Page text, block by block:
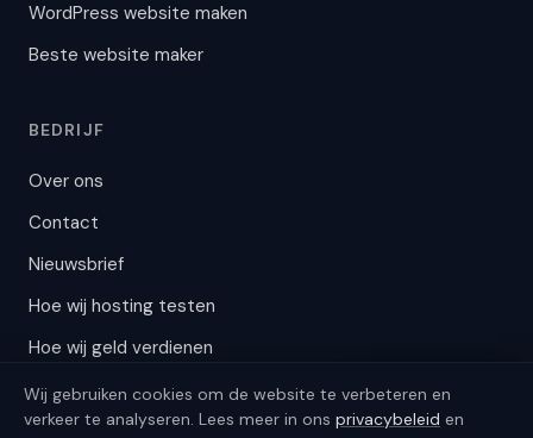
WordPress website maken
Beste website maker
BEDRIJF
Over ons
Contact
Nieuwsbrief
Hoe wij hosting testen
Hoe wij geld verdienen
Ik help je kiezen
Welke hosting past bij mij?
Wat kost een website?
Wij gebruiken cookies om de website te verbeteren en
verkeer te analyseren. Lees meer in ons privacybeleid en
This page is in Dutch.